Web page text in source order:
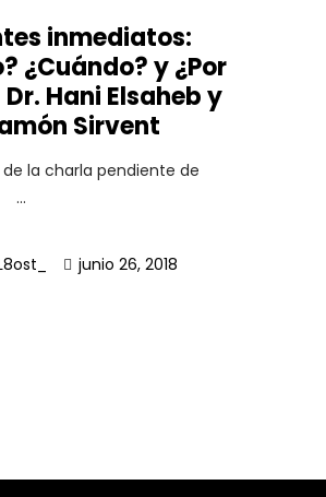
inmediatos:
¿Cuándo? y ¿Por
Hani Elsaheb y
Sirvent
la charla pendiente de
junio 26, 2018